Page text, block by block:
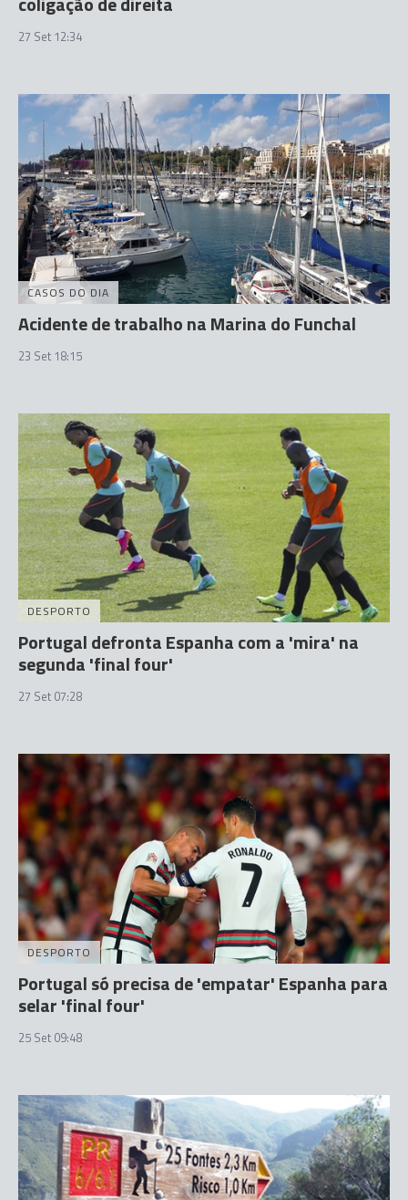
27 Set 12:34
CASOS DO DIA
Acidente de trabalho na Marina do Funchal
23 Set 18:15
DESPORTO
Portugal defronta Espanha com a 'mira' na
segunda 'final four'
27 Set 07:28
DESPORTO
Portugal só precisa de 'empatar' Espanha para
selar 'final four'
25 Set 09:48